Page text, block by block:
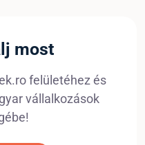
most
felületéhez és
vállalkozások